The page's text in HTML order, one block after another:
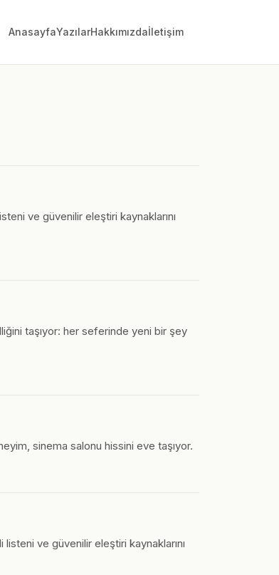
AnasayfaYazılarHakkımızdaİletişim
ve güvenilir eleştiri kaynaklarını
taşıyor: her seferinde yeni bir şey
sinema salonu hissini eve taşıyor.
ve güvenilir eleştiri kaynaklarını